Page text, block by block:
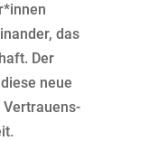
das
Der
neue